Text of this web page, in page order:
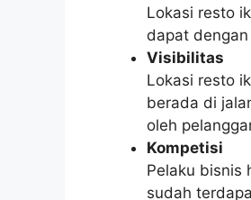
Lokasi resto
dapat
Visibilitas
Lokasi resto
berada di
oleh
Kompetisi
Pelaku bisnis
sudah